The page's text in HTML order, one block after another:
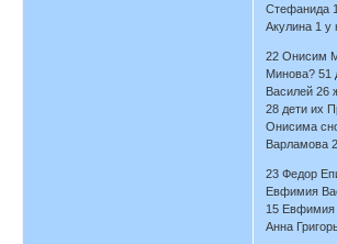
Стефанида
Акулина 1 у
22 Онисим
Минова? 51
Василей 26
28 дети их
Онисима
Варламова
23 Федор
Евфимия
15 Евфимия
Анна